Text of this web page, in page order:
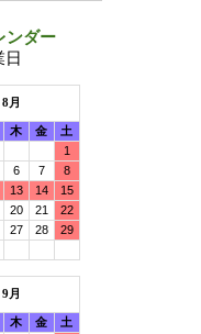
ンダー
日
月
木 金
土
1
6 7
8
13 14
15
20 21
22
27 28
29
月
木 金
土